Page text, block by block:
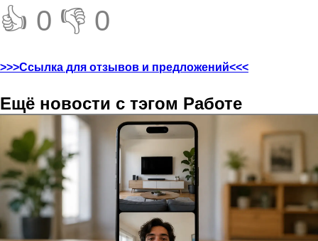
👍 0 👎 0
>>>Ссылка для отзывов и предложений<<<
Ещё новости с тэгом Работе